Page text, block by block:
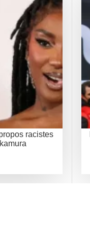
racistes